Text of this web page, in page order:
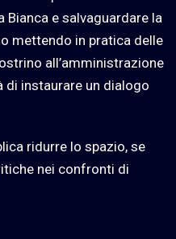
e salvaguardare la
mettendo in pratica delle
all’amministrazione
di instaurare un dialogo
ridurre lo spazio, se
nei confronti di